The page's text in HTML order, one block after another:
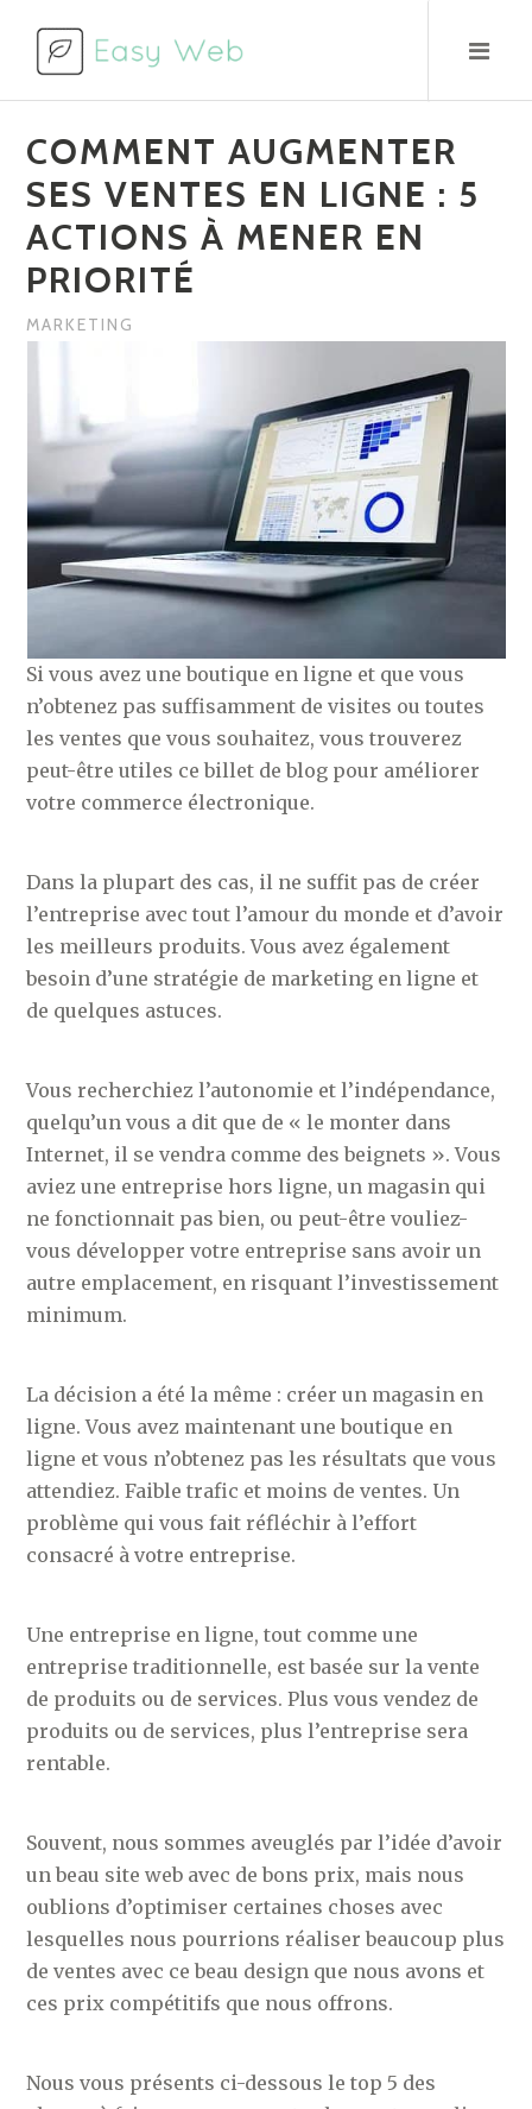
contenu
COMMENT AUGMENTER
SES VENTES EN LIGNE : 5
ACTIONS À MENER EN
PRIORITÉ
MARKETING
Si vous avez une boutique en ligne et que vous
n’obtenez pas suffisamment de visites ou toutes
les ventes que vous souhaitez, vous trouverez
peut-être utiles ce billet de blog pour améliorer
votre commerce électronique.
Dans la plupart des cas, il ne suffit pas de créer
l’entreprise avec tout l’amour du monde et d’avoir
les meilleurs produits. Vous avez également
besoin d’une stratégie de marketing en ligne et
de quelques astuces.
Vous recherchiez l’autonomie et l’indépendance,
quelqu’un vous a dit que de « le monter dans
Internet, il se vendra comme des beignets ». Vous
aviez une entreprise hors ligne, un magasin qui
ne fonctionnait pas bien, ou peut-être vouliez-
vous développer votre entreprise sans avoir un
autre emplacement, en risquant l’investissement
minimum.
La décision a été la même : créer un magasin en
ligne. Vous avez maintenant une boutique en
ligne et vous n’obtenez pas les résultats que vous
attendiez. Faible trafic et moins de ventes. Un
problème qui vous fait réfléchir à l’effort
consacré à votre entreprise.
Une entreprise en ligne, tout comme une
entreprise traditionnelle, est basée sur la vente
de produits ou de services. Plus vous vendez de
produits ou de services, plus l’entreprise sera
rentable.
Souvent, nous sommes aveuglés par l’idée d’avoir
un beau site web avec de bons prix, mais nous
oublions d’optimiser certaines choses avec
lesquelles nous pourrions réaliser beaucoup plus
de ventes avec ce beau design que nous avons et
ces prix compétitifs que nous offrons.
Nous vous présents ci-dessous le top 5 des